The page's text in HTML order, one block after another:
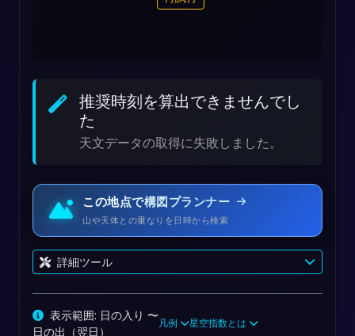
推奨時刻を算出できませんでし
た
天文データの取得に失敗しました。
この地点で構図プランナー
山や天体との重なりを日時から検索
詳細ツール
表示範囲: 日の入り 〜
日の出（翌日）
凡例 星空指数とは